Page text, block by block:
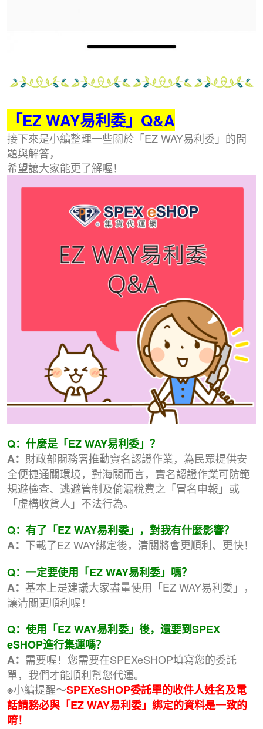
「EZ WAY易利委」Q&A
接下來是小編整理一些關於「EZ WAY易利委」的問
題與解答，
希望讓大家能更了解喔！
Q：什麼是「EZ WAY易利委」？
A： 財政部關務署推動實名認證作業，為民眾提供安
全便捷通關環境，對海關而言，實名認證作業可防範
規避檢查、逃避管制及偷漏稅費之「冒名申報」或
「虛構收貨人」不法行為。
Q： 有了「EZ WAY易利委」，對我有什麼影響？
A： 下載了EZ WAY綁定後，清關將會更順利、更快！
Q： 一定要使用「EZ WAY易利委」嗎？
A： 基本上是建議大家盡量使用 「EZ WAY易利委」，
讓清關更順利喔！
Q： 使用「EZ WAY易利委」後，還要到SPEX
eSHOP進行集運嗎？
A： 需要喔！您需要在SPEXeSHOP填寫您的委託
單，我們才能順利幫您代運。
※小編提醒～SPEXeSHOP委託單的收件人姓名及電
話請務必與 「EZ WAY易利委」 綁定的資料是一致的
唷！